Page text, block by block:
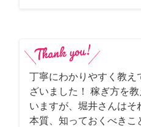
丁寧にわかりやすく教え
ざいました！ 稼ぎ方を
いますが、堀井さんはそ
本質、知っておくべきこ